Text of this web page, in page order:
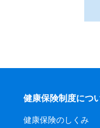
健康保険制度につ
健康保険のしくみ